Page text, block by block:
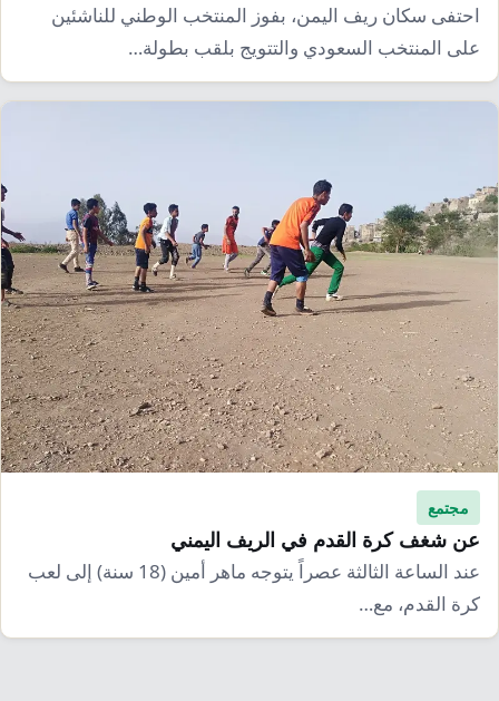
احتفى سكان ريف اليمن، بفوز المنتخب الوطني للناشئين
على المنتخب السعودي والتتويج بلقب بطولة…
مجتمع
عن شغف كرة القدم في الريف اليمني
عند الساعة الثالثة عصراً يتوجه ماهر أمين (18 سنة) إلى لعب
كرة القدم، مع…